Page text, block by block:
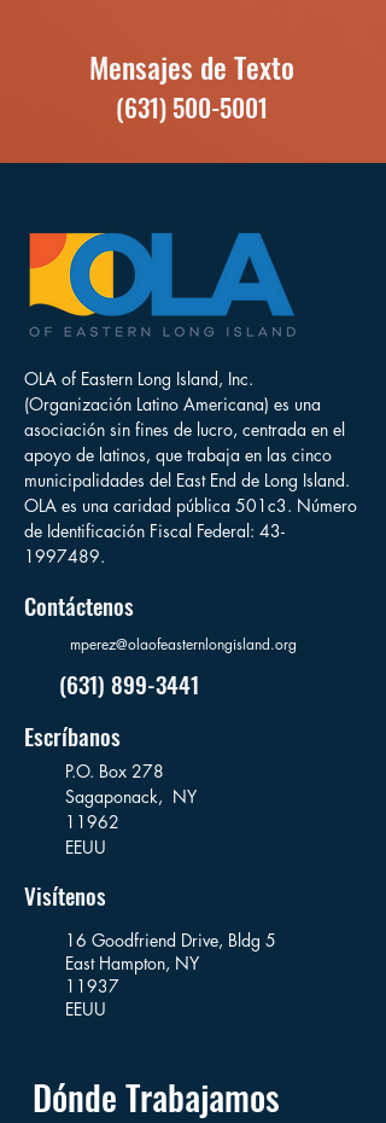
Mensajes de Texto
(631) 500-5001
OLA of Eastern Long Island, Inc.
(Organización Latino Americana) es una
asociación sin fines de lucro, centrada en el
apoyo de latinos, que trabaja en las cinco
municipalidades del East End de Long Island.
OLA es una caridad pública 501c3. Número
de Identificación Fiscal Federal: 43-
1997489.
Contáctenos
mperez@olaofeasternlongisland.org
(631) 899-3441
Escríbanos
Visítenos
P.O. Box 278
Sagaponack, NY
11962
EEUU
16 Goodfriend Drive, Bldg 5
East Hampton, NY
11937
EEUU
Dónde Trabajamos